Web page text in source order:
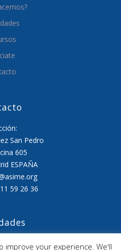
San Pedro
605
ESPAÑA
59 26 36
trimestre 2026
improve your experience. We'll